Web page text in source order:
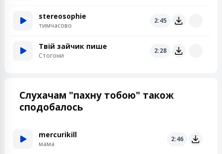
stereosophie
тимчасово
2:45
Твій зайчик пише
Стогони
2:28
Слухачам "пахну тобою" також
сподобалось
mercurikill
мама
2:46